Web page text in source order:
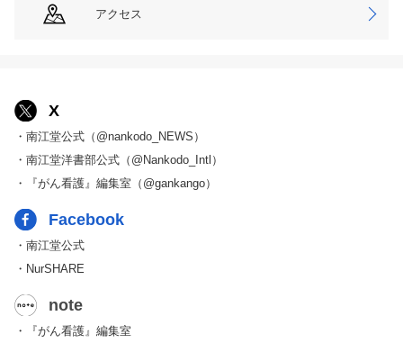
アクセス
X
・南江堂公式（@nankodo_NEWS）
・南江堂洋書部公式（@Nankodo_Intl）
・『がん看護』編集室（@gankango）
Facebook
・南江堂公式
・NurSHARE
note
・『がん看護』編集室